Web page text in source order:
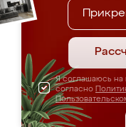
Я соглашаюсь на
согласно